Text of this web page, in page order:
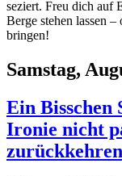
seziert. Freu dich auf
Berge stehen lassen
bringen!
Samstag,
Ein Bisschen
Ironie nicht
zurückkehren